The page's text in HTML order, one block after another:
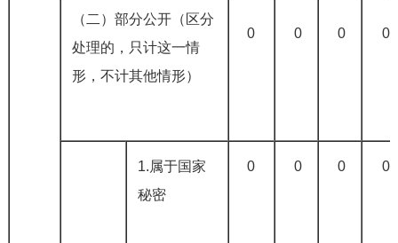
（二）部分公开（区分
处理的，只计这一情
形，不计其他情形）
0 0 0 0
1.属于国家
秘密
0 0 0 0